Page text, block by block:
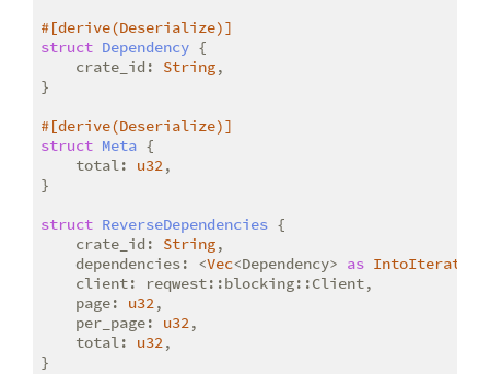
#[derive(Deserialize)]
struct Dependency {
    crate_id:
String,
}
#[derive(Deserialize)]
struct Meta {
    total:
u32,
}
struct ReverseDependencies {
    crate_id:
String,
    dependencies: <
Vec<Dependency> as IntoIterator
    client: reqwest::blocking::Client,
    page:
u32,
    per_page:
u32,
    total:
u32,
}